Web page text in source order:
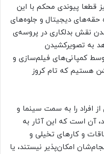
پیوندی محکم با این
حقه‌های دیجیتال و جلوه‌های
نقش بدلکاری در پروسه‌ی
به تصویرکشیدن
کمپانی‌های فیلم‌سازی و
هستیم که تام کروز
افراد را به سمت سینما و
آن است که این آثار به
و کارهای تخیلی و
امکان‌پذیر نیستند، یا